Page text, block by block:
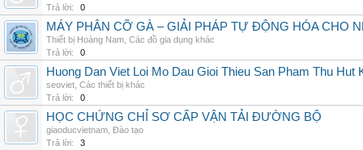
Trả lời:
0
MÁY PHÂN CỠ GÀ – GIẢI PHÁP TỰ ĐỘNG HÓA CHO
Thiết bị Hoàng Nam Các đồ gia dụng khác
Trả lời:
0
Huong Dan Viet Loi Mo Dau Gioi Thieu San Pham Thu Hut
seoviet Các thiết bị khác
Trả lời:
0
HỌC CHỨNG CHỈ SƠ CẤP VẬN TẢI ĐƯỜNG BỘ
giaoducvietnam Đào tạo
Trả lời:
3